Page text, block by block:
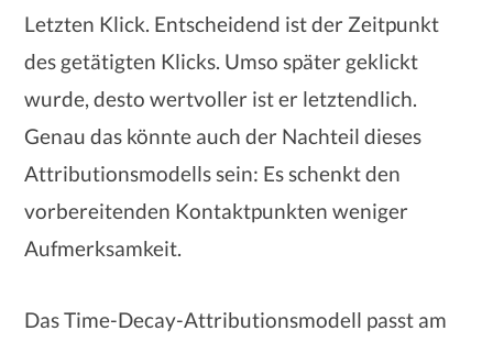
Letzten Klick. Entscheidend ist der Zeitpunkt
des getätigten Klicks. Umso später geklickt
wurde, desto wertvoller ist er letztendlich.
Genau das könnte auch der Nachteil dieses
Attributionsmodells sein: Es schenkt den
vorbereitenden Kontaktpunkten weniger
Aufmerksamkeit.
Das Time-Decay-Attributionsmodell passt am